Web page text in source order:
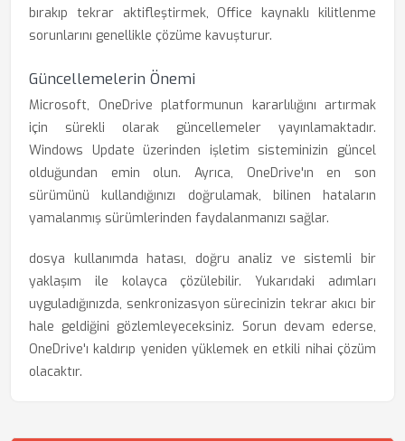
bırakıp tekrar aktifleştirmek, Office kaynaklı kilitlenme
sorunlarını genellikle çözüme kavuşturur.
Güncellemelerin Önemi
Microsoft, OneDrive platformunun kararlılığını artırmak
için sürekli olarak güncellemeler yayınlamaktadır.
Windows Update üzerinden işletim sisteminizin güncel
olduğundan emin olun. Ayrıca, OneDrive'ın en son
sürümünü kullandığınızı doğrulamak, bilinen hataların
yamalanmış sürümlerinden faydalanmanızı sağlar.
dosya kullanımda hatası, doğru analiz ve sistemli bir
yaklaşım ile kolayca çözülebilir. Yukarıdaki adımları
uyguladığınızda, senkronizasyon sürecinizin tekrar akıcı bir
hale geldiğini gözlemleyeceksiniz. Sorun devam ederse,
OneDrive'ı kaldırıp yeniden yüklemek en etkili nihai çözüm
olacaktır.